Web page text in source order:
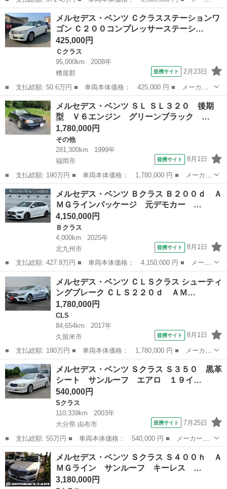
ー名： メルセデス・ベンツ ■ 車種名： ＧＬＢ ■ グレード
名： ＧＬＢ１８０ ＡＭＧライン ナビゲーションパッケージ シ
ートヒーター...
福岡 福岡市 ベンツ（メルセデス）
メルセデス・ベンツ Ｃクラスステーションワ
ゴン Ｃ２００コンプレッサーステーシ…
425,000円
Ｃクラス
95,000km
2008年
糟屋郡
提携サイト 2月23日
■ 支払総額: 50.6万円 ■ 車両本体価格： 425,000 円 ■ メーカー
名： メルセデス・ベンツ ■ 車種名： Ｃクラスステーションワゴ
ン ■ グレード名： Ｃ２００コンプレッサーステーションワゴン
ＥＴＣ バッ...
福岡 糟屋郡 Ｃクラス
メルセデス・ベンツ ＳＬ ＳＬ３２０ 後期
型 Ｖ６エンジン グリーンブラック …
1,780,000円
その他
281,300km
1999年
福岡市
提携サイト 8月1日
■ 支払総額: 190万円 ■ 車両本体価格： 1,780,000 円 ■ メーカー
名： メルセデス・ベンツ ■ 車種名： ＳＬ ■ グレード名： Ｓ
Ｌ３２０ 後期型 Ｖ６エンジン グリーンブラック 右ハンドル
■ 排気量...
福岡 福岡市
メルセデス・ベンツ Ｂクラス Ｂ２００ｄ Ａ
ＭＧラインパッケージ 元デモカー …
4,150,000円
Ｂクラス
4,000km
2025年
北九州市
提携サイト 8月1日
■ 支払総額: 427.9万円 ■ 車両本体価格： 4,150,000 円 ■ メーカ
ー名： メルセデス・ベンツ ■ 車種名： Ｂクラス ■ グレード
名： Ｂ２００ｄ ＡＭＧラインパッケージ 元デモカー 禁煙車
メルセデス...
福岡 北九州市 Ｂクラス
メルセデス・ベンツ ＣＬＳクラス シューティ
ングブレーク ＣＬＳ２２０ｄ ＡＭ…
1,780,000円
CLS
84,654km
2017年
久留米市
提携サイト 8月1日
■ 支払総額: 190万円 ■ 車両本体価格： 1,780,000 円 ■ メーカー
名： メルセデス・ベンツ ■ 車種名： ＣＬＳクラス シューティン
グブレーク ■ グレード名： ＣＬＳ２２０ｄ ＡＭＧライン シュ
ーティン...
福岡 久留米市 CLS
メルセデス・ベンツ Ｓクラス Ｓ３５０ 黒革
シート サンルーフ エアロ １９イ…
540,000円
Sクラス
110,339km
2003年
大分県 由布市
提携サイト 7月25日
■ 支払総額: 55万円 ■ 車両本体価格： 540,000 円 ■ メーカー
名： メルセデス・ベンツ ■ 車種名： Ｓクラス ■ グレード
名： Ｓ３５０ 黒革シート サンルーフ エアロ １９インチＡ
Ｗ マフラー シフトノ...
大分 由布市 Sクラス
メルセデス・ベンツ Ｓクラス Ｓ４００ｈ Ａ
ＭＧライン サンルーフ キーレス …
3,180,000円